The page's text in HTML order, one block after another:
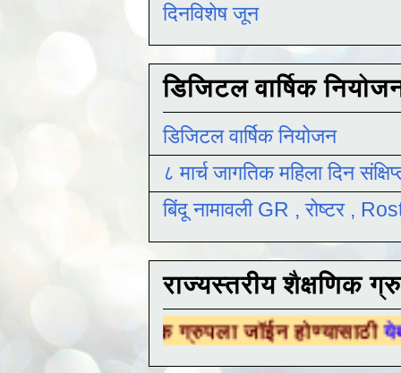
दिनविशेष जून
डिजिटल वार्षिक
डिजिटल वार्षिक नियोजन
८ मार्च जागतिक महिला दिन
बिंदू नामावली GR , रोष्टर ,
राज्यस्तरीय शैक्षणिक
शैक्षणिक ग्रुपला जॉईन होण्यासाठीयेथे क्लिक